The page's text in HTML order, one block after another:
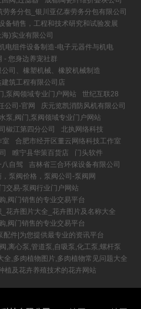
劳务分包_银川亚亿泰劳务分包有限公司
备销售，工程和技术研究和试验发展
)实业有限公司
电组件设备制造-电子元器件与机电
- 您身边养宠社群
司、橡塑机械、橡胶机械制造
筑工程有限公司店
,泵阀领域专业门户网站
世纪互联28
公司-官网
庆元览凯消防风机有限公司
泵,阀门,泵阀领域专业门户网站
椒江第四分公司
北执网络科技
室
合肥市经开区董云网络科技工作室
睢宁县华策百货店
门头软件
八自驾
吉林省三合环保设备有限公司
泵阀价格，泵阀公司-泵阀网
交易-泵阀行业门户网站
,阀门销售的专业交易平台
花卉图片大全_花卉图片及名称大全
,阀门销售的专业交易平台
配件|为您提供最专业的资讯平台
,离心泵,管道泵,自吸泵,化工泵,螺杆泵
全,多肉植物图片,多肉植物常见问题大全
植及花卉养殖技术的花卉网站